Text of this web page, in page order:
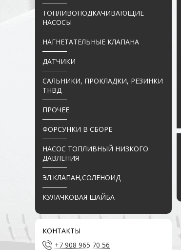
ТОПЛИВОПОДКАЧИВАЮЩИЕ
НАСОСЫ
НАГНЕТАТЕЛЬНЫЕ КЛАПАНА
ДАТЧИКИ
САЛЬНИКИ, ПРОКЛАДКИ, РЕЗИНКИ
ТНВД
ПРОЧЕЕ
ФОРСУНКИ В СБОРЕ
НАСОС ТОПЛИВНЫЙ НИЗКОГО
ДАВЛЕНИЯ
ЭЛ.КЛАПАН,СОЛЕНОИД
КУЛАЧКОВАЯ ШАЙБА
КОНТАКТЫ
+7 908 965 70 56